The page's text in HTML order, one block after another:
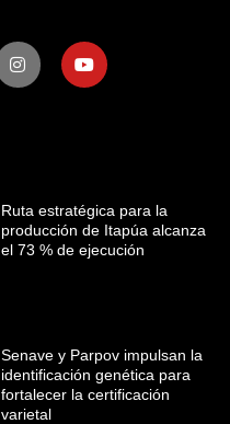
Ruta estratégica para la
producción de Itapúa alcanza
el 73 % de ejecución
Senave y Parpov impulsan la
identificación genética para
fortalecer la certificación
varietal